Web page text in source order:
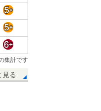
集計です
見る